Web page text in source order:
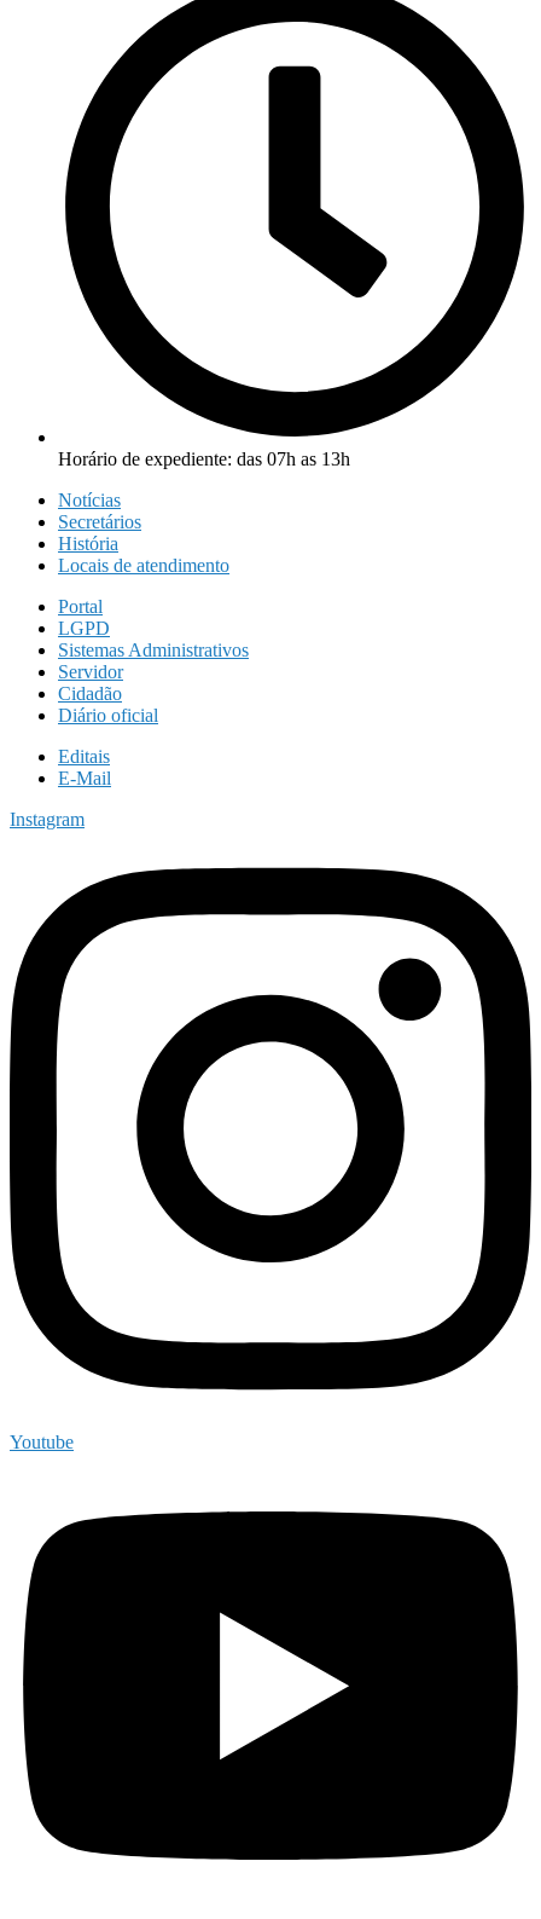
Horário de expediente: das 07h as 13h
Notícias
Secretários
História
Locais de atendimento
Portal
LGPD
Sistemas Administrativos
Servidor
Cidadão
Diário oficial
Editais
E-Mail
Instagram
Youtube